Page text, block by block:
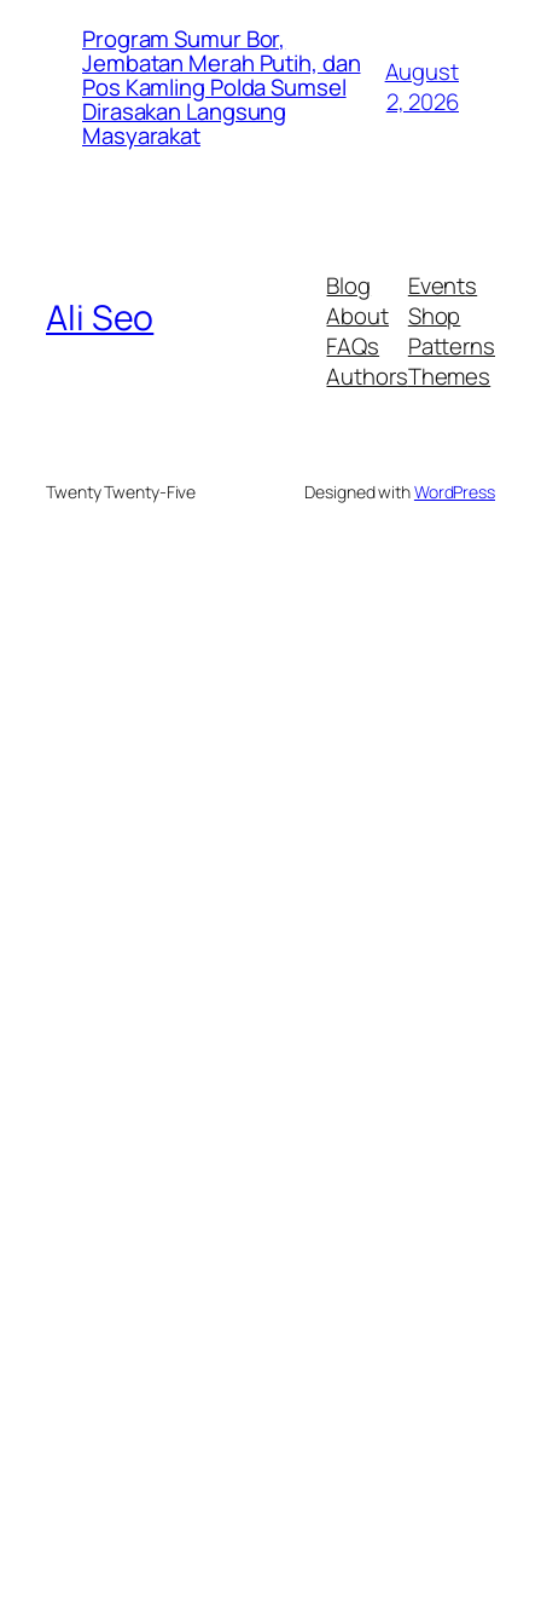
Program Sumur Bor,
Jembatan Merah Putih, dan
Pos Kamling Polda Sumsel
Dirasakan Langsung
Masyarakat
August
2, 2026
Ali Seo
Blog
About
FAQs
Authors
Events
Shop
Patterns
Themes
Twenty Twenty-Five Designed withWordPress